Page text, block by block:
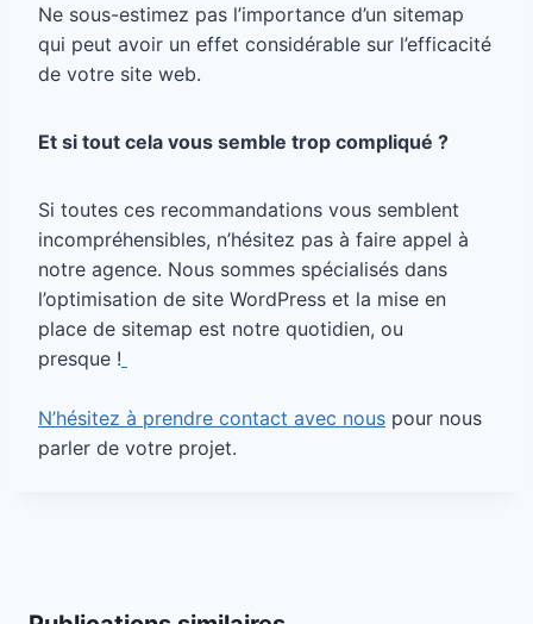
Ne sous-estimez pas l’importance d’un sitemap
qui peut avoir un effet considérable sur l’efficacité
de votre site web.
Et si tout cela vous semble trop compliqué ?
Si toutes ces recommandations vous semblent
incompréhensibles, n’hésitez pas à faire appel à
notre agence. Nous sommes spécialisés dans
l’optimisation de site WordPress et la mise en
place de sitemap est notre quotidien, ou
presque !
N’hésitez à prendre contact avec nous pour nous
parler de votre projet.